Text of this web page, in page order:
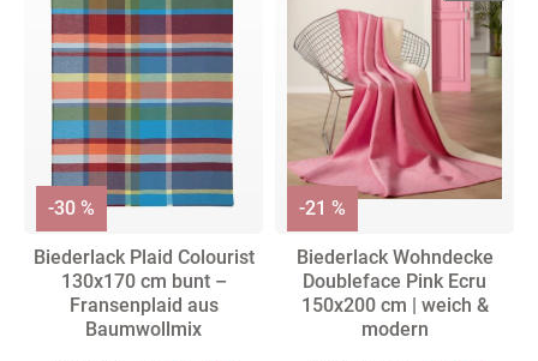
Biederlack Plaid Colourist
130x170 cm bunt –
Fransenplaid aus
Baumwollmix
-30 %
Biederlack Wohndecke
Doubleface Pink Ecru
150x200 cm | weich &
modern
-21 %